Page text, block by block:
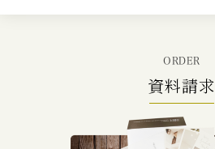
ORDER
資料請求